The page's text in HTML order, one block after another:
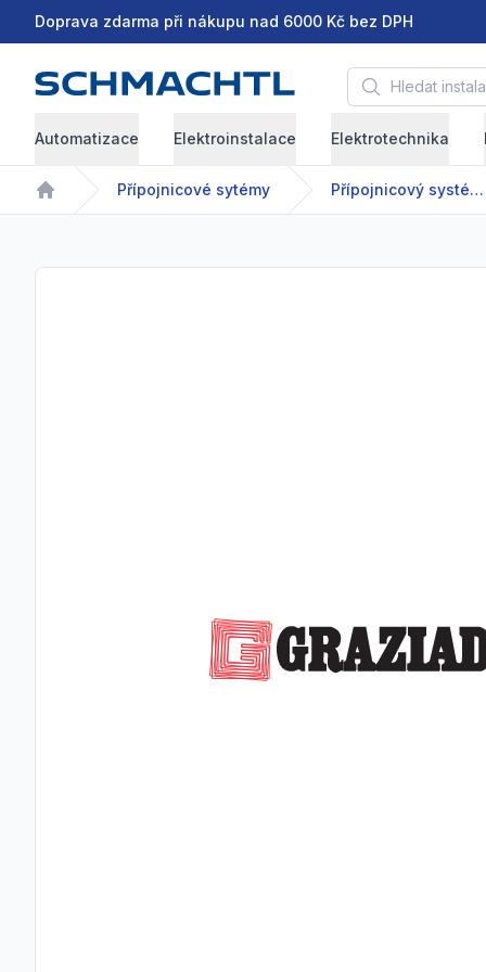
Doprava zdarma při nákupu nad 6000 Kč bez DPH
Hledat
Automatizace Elektroinstalace Elektrotechnika
Home
Přípojnicové sytémy Přípojnicový systém - GDA/GDR - 63-2500 A